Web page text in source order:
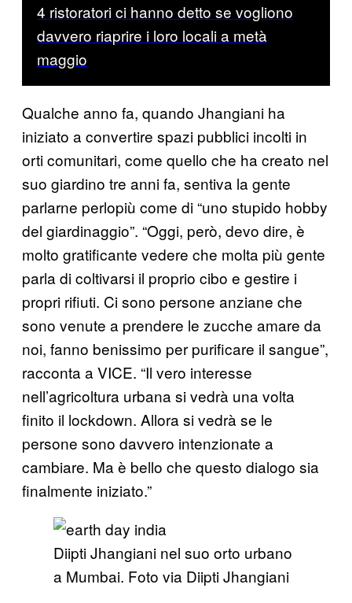
4 ristoratori ci hanno detto se vogliono
davvero riaprire i loro locali a metà
maggio
Qualche anno fa, quando Jhangiani ha
iniziato a convertire spazi pubblici incolti in
orti comunitari, come quello che ha creato nel
suo giardino tre anni fa, sentiva la gente
parlarne perlopiù come di “uno stupido hobby
del giardinaggio”. “Oggi, però, devo dire, è
molto gratificante vedere che molta più gente
parla di coltivarsi il proprio cibo e gestire i
propri rifiuti. Ci sono persone anziane che
sono venute a prendere le zucche amare da
noi, fanno benissimo per purificare il sangue”,
racconta a VICE. “Il vero interesse
nell’agricoltura urbana si vedrà una volta
finito il lockdown. Allora si vedrà se le
persone sono davvero intenzionate a
cambiare. Ma è bello che questo dialogo sia
finalmente iniziato.”
Diipti Jhangiani nel suo orto urbano
a Mumbai. Foto via Diipti Jhangiani